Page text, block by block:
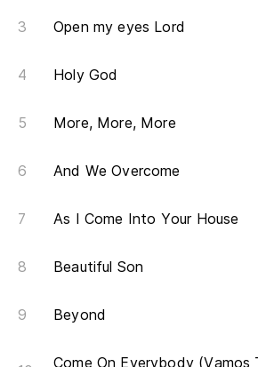
Open my eyes Lord
Holy God
More, More, More
And We Overcome
As I Come Into Your House
Beautiful Son
Beyond
Come On Everybody (Vamos